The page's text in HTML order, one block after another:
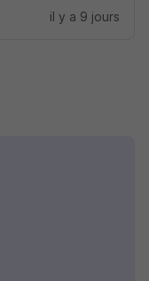
il y a 9 jours